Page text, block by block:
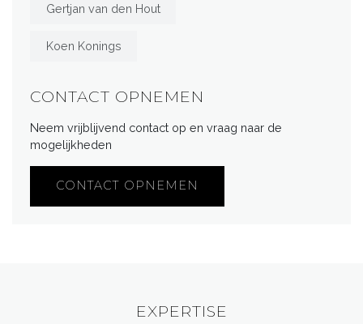
Gertjan van den Hout
Koen Konings
CONTACT OPNEMEN
Neem vrijblijvend contact op en vraag naar de
mogelijkheden
CONTACT OPNEMEN
EXPERTISE